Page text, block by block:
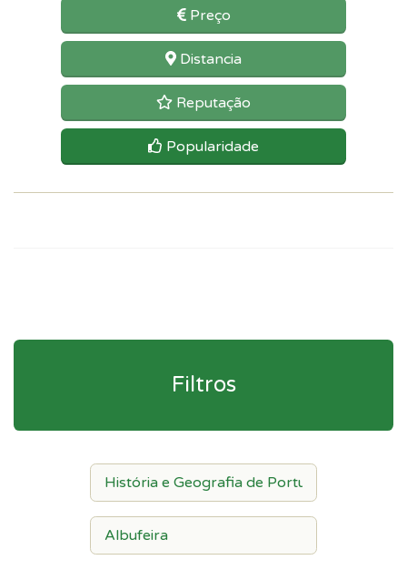
Preço
Distancia
Reputação
Popularidade
Filtros